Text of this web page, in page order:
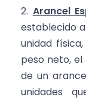
Arancel
establecido
unidad
peso neto,
de un
unidades